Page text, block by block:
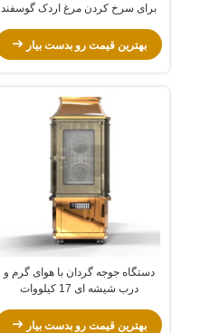
برای سرخ کردن مرغ اردک گوسفند
بهترین قیمت رو بدست بیار
دستگاه جوجه گردان با هوای گرم و
درب شیشه ای 17 کیلووات
بهترین قیمت رو بدست بیار